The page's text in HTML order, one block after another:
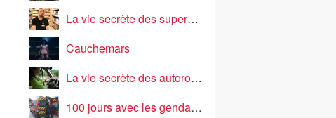
La vie secrète des supermarchés
Cauchemars
La vie secrète des autoroutes
100 jours avec les gendarmes